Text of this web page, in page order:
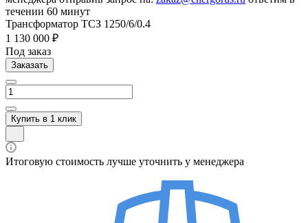
течении 60 минут
Трансформатор ТСЗ 1250/6/0.4
1 130 000 ₽
Под заказ
Заказать
Купить в 1 клик
Итоговую стоимость лучше уточнить у менеджера